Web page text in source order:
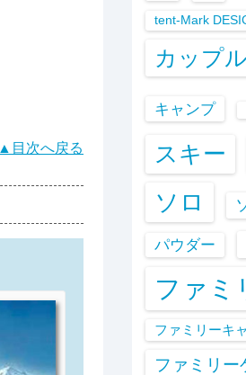
▲目次へ戻る
tent-Mark
カップル
キャンプ
スキー
ソロ
パウダー
ファミ
ファミリーキ
ファミリー